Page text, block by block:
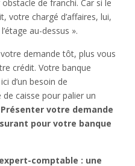
de franchi. Car si le
votre chargé d’affaires, lui,
au-dessus ».
demande tôt, plus vous
crédit. Votre banque
d’un besoin de
caisse pour palier un
Présenter votre demande
pour votre banque
comptable : une